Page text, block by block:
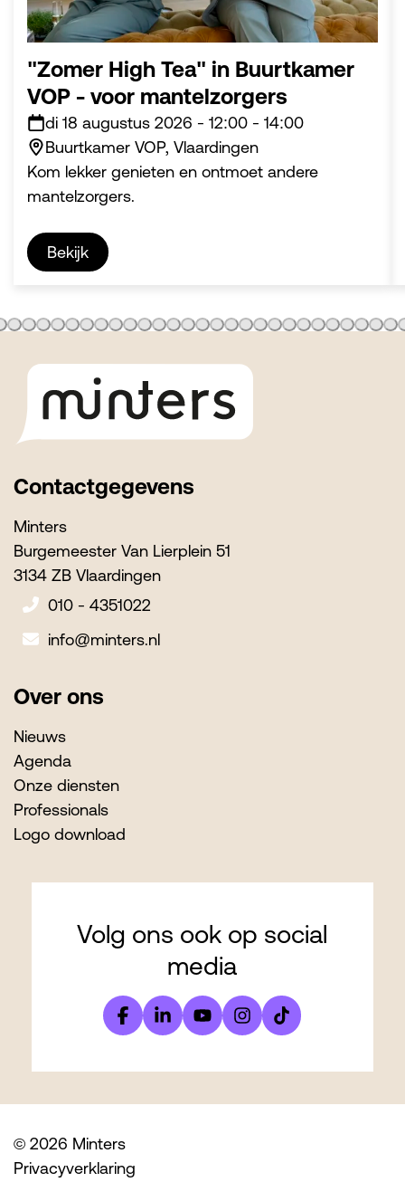
"Zomer High Tea" in Buurtkamer
VOP - voor mantelzorgers
di 18 augustus 2026 - 12:00 - 14:00
Buurtkamer VOP, Vlaardingen
Kom lekker genieten en ontmoet andere
mantelzorgers.
Bekijk
Contactgegevens
Minters
Burgemeester Van Lierplein 51
3134 ZB Vlaardingen
010 - 4351022
info@minters.nl
Over ons
Nieuws
Agenda
Onze diensten
Professionals
Logo download
Volg ons ook op social
media
© 2026 Minters
Privacyverklaring